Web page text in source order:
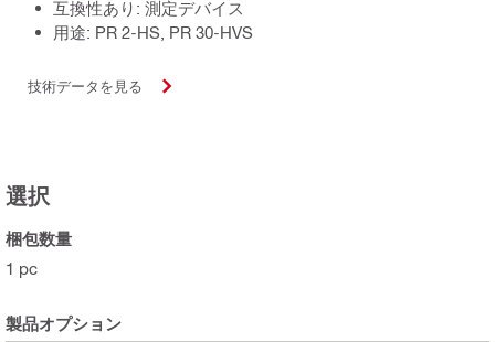
互換性あり: 測定デバイス
用途: PR 2-HS, PR 30-HVS
技術データを見る
選択
梱包数量
1 pc
製品オプション